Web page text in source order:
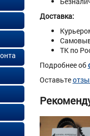
Доставка:
ТК по
Подробнее об
Оставьте